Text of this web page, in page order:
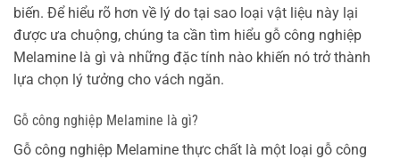
biến. Để hiểu rõ hơn về lý do tại sao loại vật liệu này lại
được ưa chuộng, chúng ta cần tìm hiểu gỗ công nghiệp
Melamine là gì và những đặc tính nào khiến nó trở thành
lựa chọn lý tưởng cho vách ngăn.
Gỗ công nghiệp Melamine là gì?
Gỗ công nghiệp Melamine thực chất là một loại gỗ công